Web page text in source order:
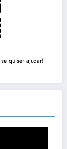
quiser ajudar!